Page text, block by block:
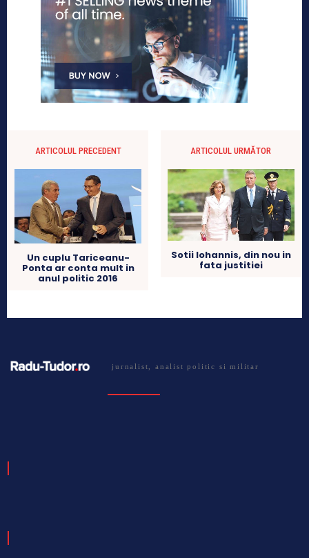
ARTICOLUL PRECEDENT
Un cuplu Tariceanu-
Ponta ar conta mult in
anul politic 2016
ARTICOLUL URMĂTOR
Sotii Iohannis, din nou in
fata justitiei
jurnalist, analist politic si militar